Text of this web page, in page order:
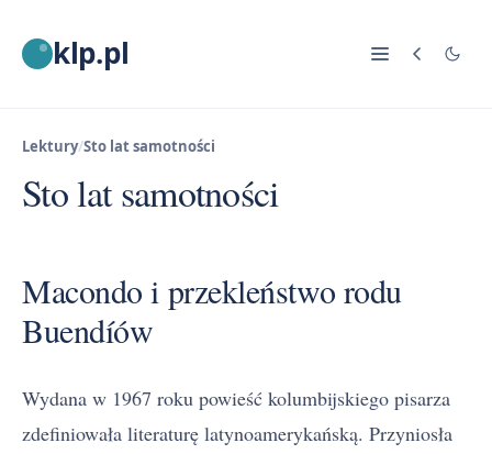
klp.pl
Lektury/Sto lat samotności
Sto lat samotności
Macondo i przekleństwo rodu
Buendíów
Wydana w 1967 roku powieść kolumbijskiego pisarza
zdefiniowała literaturę latynoamerykańską. Przyniosła